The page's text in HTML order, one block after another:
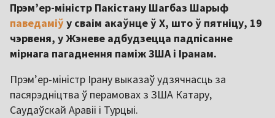
Прэм’ер-міністр Пакістану Шагбаз Шарыф
паведаміўу сваім акаўнце ў Х, што ў пятніцу, 19
чэрвеня, у Жэневе адбудзецца падпісанне
мірнага пагаднення паміж ЗША і Іранам.
Прэм’ер-міністр Ірану выказаў удзячнасць за
пасярэдніцтва ў перамовах з ЗША Катару,
Саудаўскай Аравіі і Турцыі.